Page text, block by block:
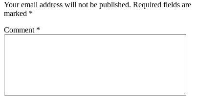
Your email address will not be published. Required fields are
marked *
Comment *